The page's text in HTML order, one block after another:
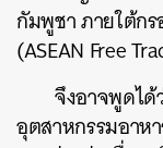
กัมพูชา ภายใต้กร
(ASEAN Free
จึงอาจพูดได้
อุตสาหกรรมอาห